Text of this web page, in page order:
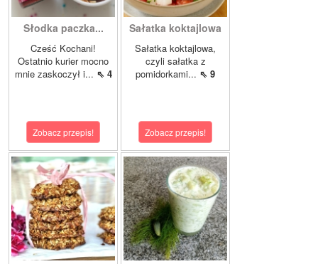
Słodka paczka...
Cześć Kochani!
Ostatnio kurier mocno
mnie zaskoczył i... ⇖ 4
Zobacz przepis!
Sałatka koktajlowa
Sałatka koktajlowa,
czyli sałatka z
pomidorkami... ⇖ 9
Zobacz przepis!